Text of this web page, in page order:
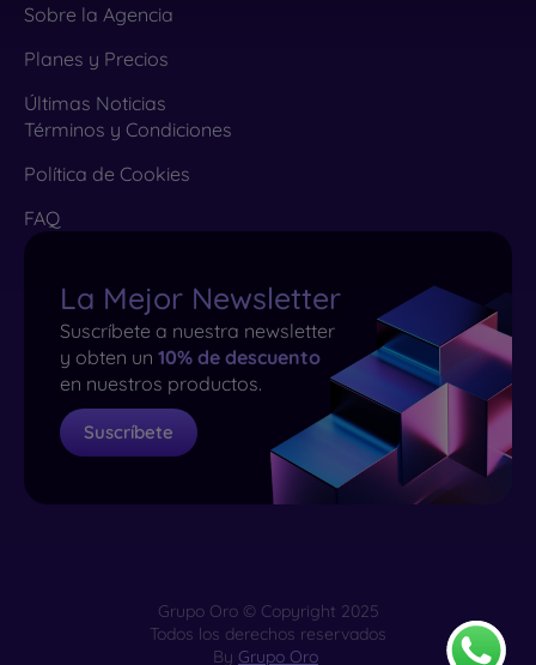
Sobre la Agencia
Planes y Precios
Últimas Noticias
Términos y Condiciones
Política de Cookies
FAQ
La Mejor Newsletter
Suscríbete a nuestra newsletter
y obten un 10% de descuento
en nuestros productos.
Suscríbete
Grupo Oro © Copyright 2025
Todos los derechos reservados
By Grupo Oro